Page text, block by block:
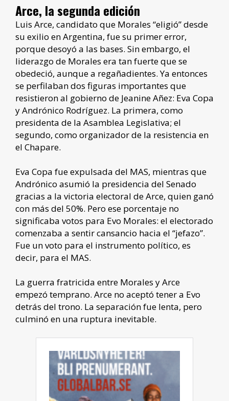
Arce, la segunda edición
Luis Arce, candidato que Morales “eligió” desde
su exilio en Argentina, fue su primer error,
porque desoyó a las bases. Sin embargo, el
liderazgo de Morales era tan fuerte que se
obedeció, aunque a regañadientes. Ya entonces
se perfilaban dos figuras importantes que
resistieron al gobierno de Jeanine Añez: Eva Copa
y Andrónico Rodríguez. La primera, como
presidenta de la Asamblea Legislativa; el
segundo, como organizador de la resistencia en
el Chapare.
Eva Copa fue expulsada del MAS, mientras que
Andrónico asumió la presidencia del Senado
gracias a la victoria electoral de Arce, quien ganó
con más del 50%. Pero ese porcentaje no
significaba votos para Evo Morales: el electorado
comenzaba a sentir cansancio hacia el “jefazo”.
Fue un voto para el instrumento político, es
decir, para el MAS.
La guerra fratricida entre Morales y Arce
empezó temprano. Arce no aceptó tener a Evo
detrás del trono. La separación fue lenta, pero
culminó en una ruptura inevitable.